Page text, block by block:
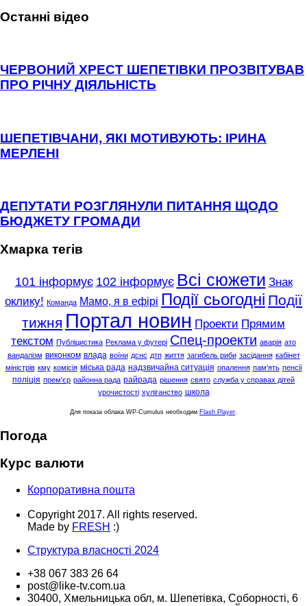
Останні відео
ЧЕРВОНИЙ ХРЕСТ ШЕПЕТІВКИ ПРОЗВІТУВАВ
ПРО РІЧНУ ДІЯЛЬНІСТЬ
ШЕПЕТІВЧАНИ, ЯКІ МОТИВУЮТЬ: ІРИНА
МЕРЛЕНІ
ДЕПУТАТИ РОЗГЛЯНУЛИ ПИТАННЯ ЩОДО
БЮДЖЕТУ ГРОМАДИ
Хмарка тегів
101 інформує 102 інформує Всі сюжети Знак
оклику! Команда Мамо, я в ефірі Події сьогодні Події
тижня Портал новин Проекти Прямим
текстом Публіцистика Реклама у футері Спец-проекти аварія ато
вандалізм виконком влада воїни дснс дтп життя загибель риби засідання кабінет
міністрів кму комісія міська рада надзвичайна ситуація опалення пам'ять пенсії
поліція прем'єр районна рада райрада рішення свято служба у справах дітей
урочистості хуліганство школа
Для показа облака WP-Cumulus необходим Flash Player
Погода
Курс валюти
Корпоративна пошта
Copyright 2017. All rights reserved.
Made by FRESH :)
Структура власності 2024
+38 067 383 26 64
post@like-tv.com.ua
30400, Хмельницька обл, м. Шепетівка, Соборності, 6